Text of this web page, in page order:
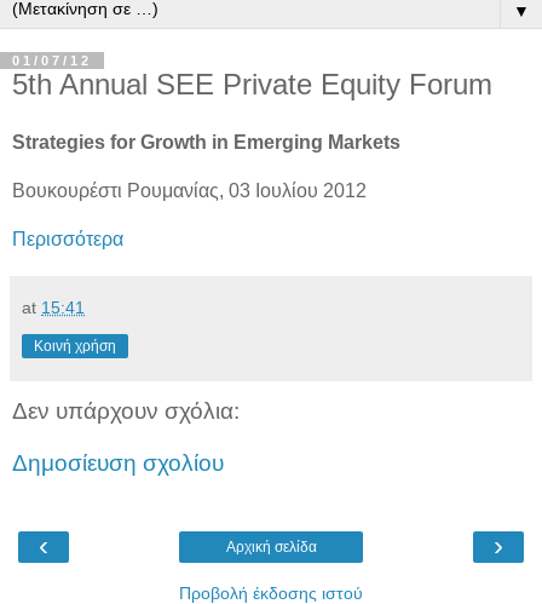
▼
01/07/12
5th Annual SEE Private Equity Forum
Strategies for Growth in Emerging Markets
Βουκουρέστι Ρουμανίας, 03 Ιουλίου 2012
Περισσότερα
at 15:41
Κοινή χρήση
Δεν υπάρχουν σχόλια:
Δημοσίευση σχολίου
‹ ›
Αρχική σελίδα
Προβολή έκδοσης ιστού